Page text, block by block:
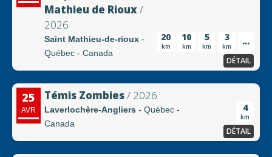
Mathieu de Rioux/
2026
Saint Mathieu-de-rioux -
Québec - Canada
20
km
10
km
5
km
3
km ...
DÉTAIL
25
AVR
Témis Zombies/ 2026
Laverlochère-Angliers - Québec -
Canada
4
km
DÉTAIL